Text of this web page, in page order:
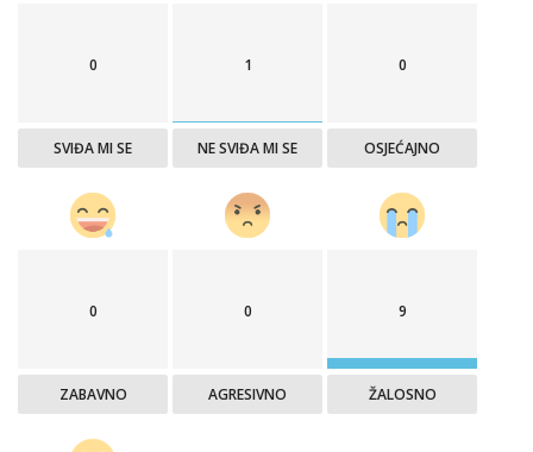
0
SVIĐA MI SE
1
NE SVIĐA MI SE
0
OSJEĆAJNO
0
ZABAVNO
0
AGRESIVNO
9
ŽALOSNO